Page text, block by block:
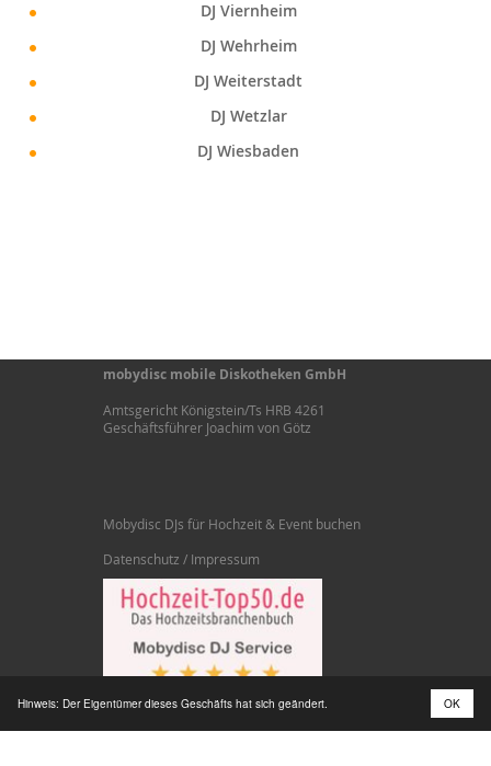
DJ Viernheim
DJ Wehrheim
DJ Weiterstadt
DJ Wetzlar
DJ Wiesbaden
mobydisc mobile Diskotheken GmbH
Amtsgericht Königstein/Ts HRB 4261
Geschäftsführer Joachim von Götz
Mobydisc DJs für Hochzeit & Event buchen
Datenschutz / Impressum
Hinweis: Der Eigentümer dieses Geschäfts hat sich geändert. OK